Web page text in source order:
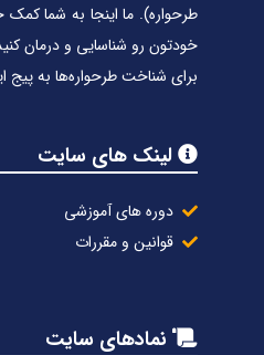
طرحواره). ما اینجا به شما
خودتون رو شناسایی و درمان
برای شناخت طرحواره‌ها به پیج
لینک های سایت
دوره های آموزشی
قوانین و مقررات
نمادهای سایت